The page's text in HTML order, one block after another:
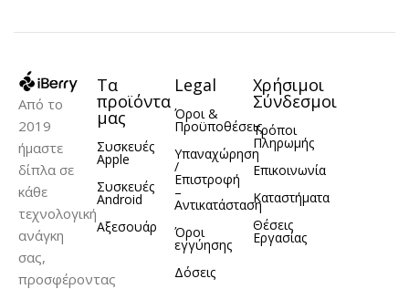
Από το
2019
ήμαστε
δίπλα σε
κάθε
τεχνολογική
ανάγκη
σας,
προσφέροντας
Τα
προϊόντα
μας
Συσκευές
Apple
Συσκευές
Android
Αξεσουάρ
Legal
Όροι &
Προϋποθέσεις
Υπαναχώρηση
/
Επιστροφή
–
Αντικατάσταση
Όροι
εγγύησης
Δόσεις
Χρήσιμοι
Σύνδεσμοι
Τρόποι
Πληρωμής
Επικοινωνία
Καταστήματα
Θέσεις
Εργασίας